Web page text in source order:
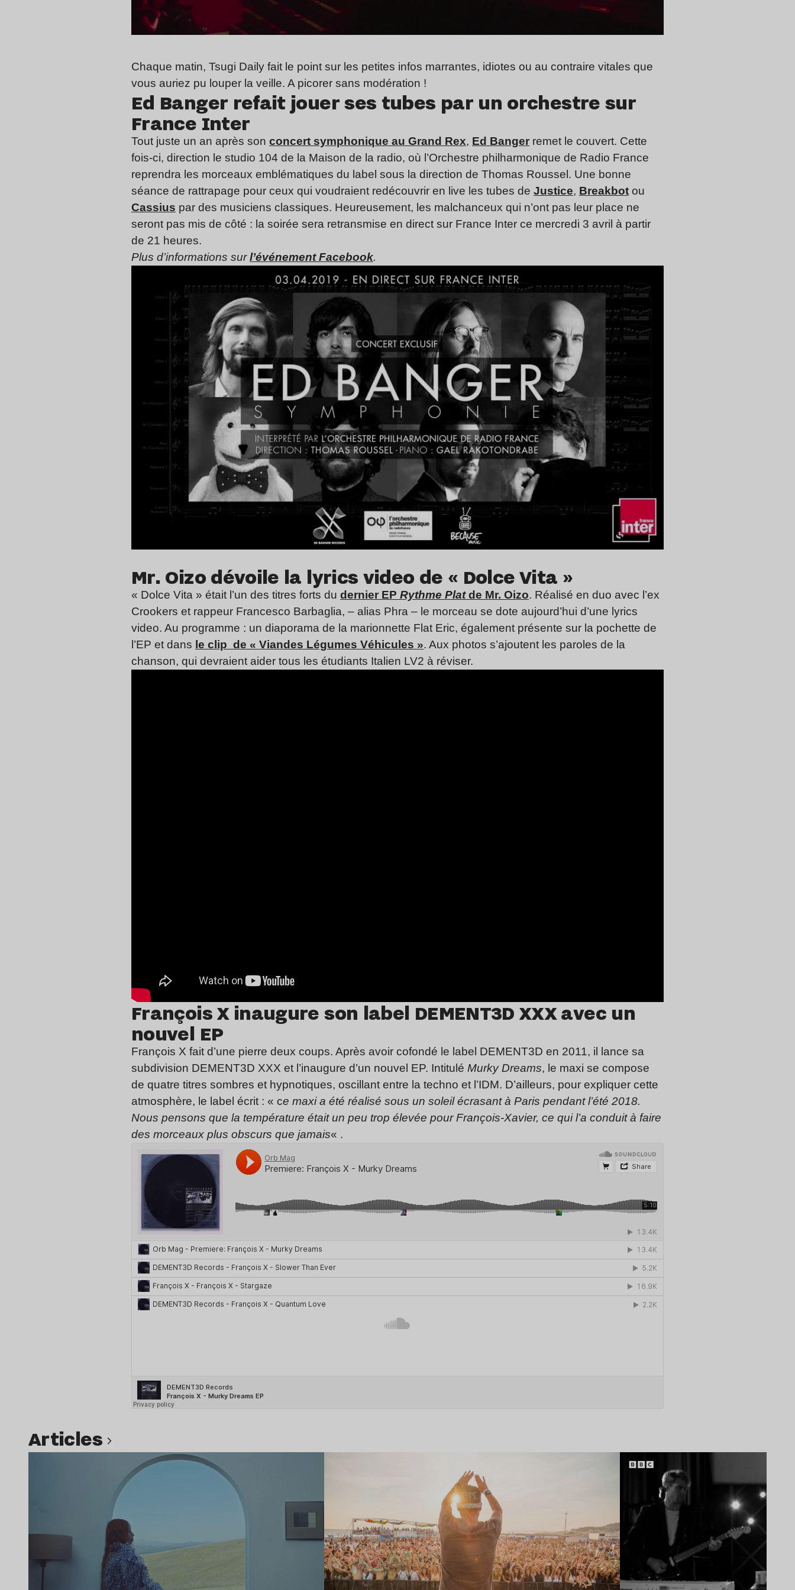
Chaque matin, Tsugi Daily fait le point sur les petites infos marrantes, idiotes ou au contraire vitales que
vous auriez pu louper la veille. A picorer sans modération !
Ed Banger refait jouer ses tubes par un orchestre sur
France Inter
Tout juste un an après son concert symphonique au Grand Rex, Ed Banger remet le couvert. Cette
fois-ci, direction le studio 104 de la Maison de la radio, où l’Orchestre philharmonique de Radio France
reprendra les morceaux emblématiques du label sous la direction de Thomas Roussel. Une bonne
séance de rattrapage pour ceux qui voudraient redécouvrir en live les tubes de Justice, Breakbot ou
Cassius par des musiciens classiques. Heureusement, les malchanceux qui n’ont pas leur place ne
seront pas mis de côté : la soirée sera retransmise en direct sur France Inter ce mercredi 3 avril à partir
de 21 heures.
Plus d’informations surl’événement Facebook.
Mr. Oizo dévoile la lyrics video de « Dolce Vita »
« Dolce Vita » était l’un des titres forts du dernier EP Rythme Platde Mr. Oizo. Réalisé en duo avec l’ex
Crookers et rappeur Francesco Barbaglia, – alias Phra – le morceau se dote aujourd’hui d’une lyrics
video. Au programme : un diaporama de la marionnette Flat Eric, également présente sur la pochette de
l’EP et dans le clip de « Viandes Légumes Véhicules ». Aux photos s’ajoutent les paroles de la
chanson, qui devraient aider tous les étudiants Italien LV2 à réviser.
François X inaugure son label DEMENT3D XXX avec un
nouvel EP
François X fait d’une pierre deux coups. Après avoir cofondé le label DEMENT3D en 2011, il lance sa
subdivision DEMENT3D XXX et l’inaugure d’un nouvel EP. Intitulé Murky Dreams, le maxi se compose
de quatre titres sombres et hypnotiques, oscillant entre la techno et l’IDM. D’ailleurs, pour expliquer cette
atmosphère, le label écrit : « ce maxi a été réalisé sous un soleil écrasant à Paris pendant l’été 2018.
Nous pensons que la température était un peu trop élevée pour François-Xavier, ce qui l’a conduit à faire
des morceaux plus obscurs que jamais« .
Articles
Lire l’article